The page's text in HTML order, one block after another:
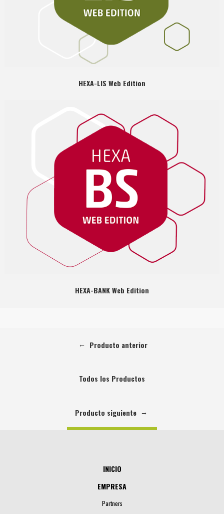
HEXA-LIS Web Edition
HEXA-BANK Web Edition
← Producto anterior
Todos los Productos
Producto siguiente →
INICIO
EMPRESA
Partners